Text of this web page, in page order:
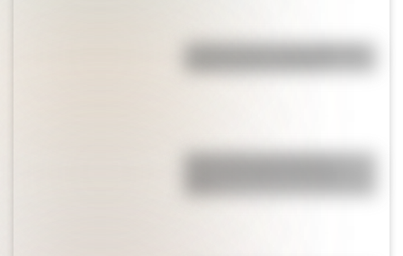
¿Cómo nació la costumbre de
Benito Quinquela Martín, el
Boca